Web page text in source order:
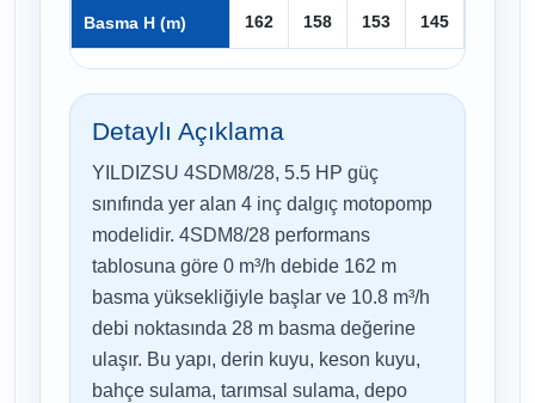
Basma H (m) 162 158 153 145
Detaylı Açıklama
YILDIZSU 4SDM8/28, 5.5 HP güç
sınıfında yer alan 4 inç dalgıç motopomp
modelidir. 4SDM8/28 performans
tablosuna göre 0 m³/h debide 162 m
basma yüksekliğiyle başlar ve 10.8 m³/h
debi noktasında 28 m basma değerine
ulaşır. Bu yapı, derin kuyu, keson kuyu,
bahçe sulama, tarımsal sulama, depo